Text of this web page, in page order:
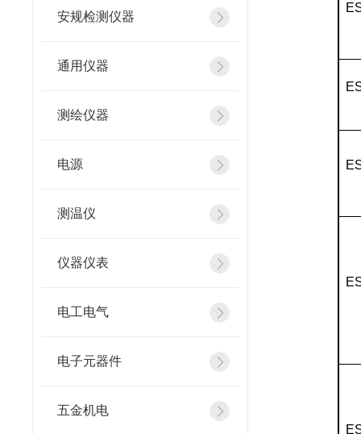
安规检测仪器
通用仪器
测绘仪器
电源
测温仪
仪器仪表
电工电气
电子元器件
五金机电